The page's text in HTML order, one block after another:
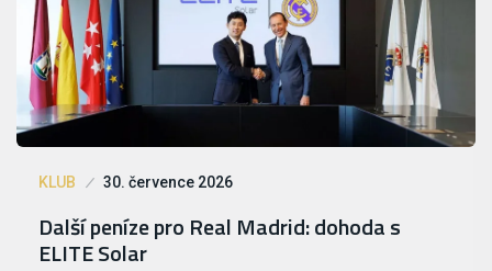
KLUB 30. července 2026
Další peníze pro Real Madrid: dohoda s
ELITE Solar